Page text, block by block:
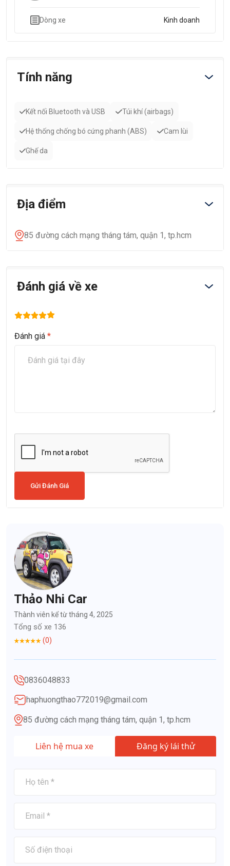
Dòng xe Kinh doanh
Tính năng
Kết nối Bluetooth và USB Túi khí (airbags)
Hệ thống chống bó cứng phanh (ABS) Cam lùi
Ghế da
Địa điểm
85 đường cách mạng tháng tám, quận 1, tp.hcm
Đánh giá về xe
Đánh giá *
Gửi Đánh Giá
Thảo Nhi Car
Thành viên kể từ tháng 4, 2025
Tổng số xe 136
(0)
0836048833
haphuongthao772019@gmail.com
85 đường cách mạng tháng tám, quận 1, tp.hcm
Liên hệ mua xe Đăng ký lái thử